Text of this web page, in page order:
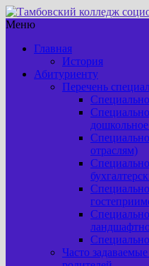
Меню
Главная
История
Абитуриенту
Перечень
отраслям)
Часто